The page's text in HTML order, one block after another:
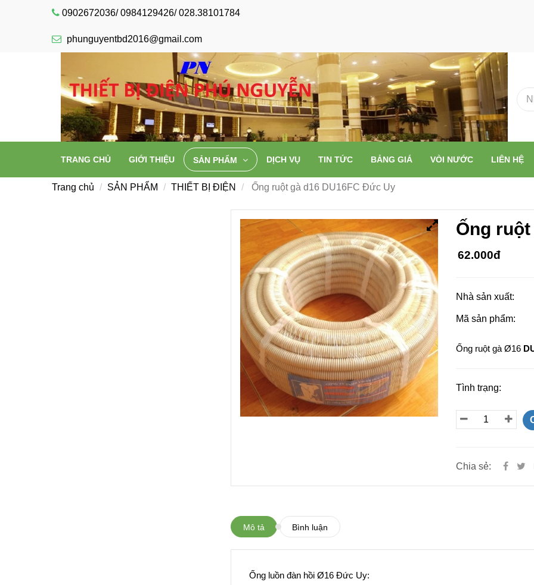
Ống
62.000đ
Nhà sản xuất:
Mã sản phẩm:
Ống ruột gà Ø16
Tình trạng:
Chia sẻ:
Mô tả Bình luận
Ống luồn đàn hồi Ø16 Đức Uy:
0902672036/ 0984129426/ 028.38101784
phunguyentbd2016@gmail.com
TRANG CHỦ GIỚI THIỆU SẢN PHẨM DỊCH VỤ TIN TỨC BẢNG GIÁ VÒI NƯỚC LIÊN HỆ
Trang chủ SẢN PHẨM THIẾT BỊ ĐIỆN Ống ruột gà d16 DU16FC Đức Uy